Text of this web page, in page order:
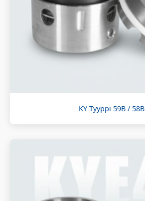
KY Tyyppi 59B / 58B